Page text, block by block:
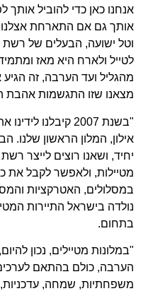
אנחנו כאן כדי להוביל אותך
אותך גם אם התארחת אצלנו
וטל ישועה, הבעלים של רשת
לטייל ולארח היא מאז ומתמיד,
מהגליל ועד הערבה, זה הגיע
מצאנו שזו התגשמות אהבת
"בשנת 2007 קיבלנו
אילון, המלון הראשון שלנו.
יחיד, ושאנו רוצים לייצר
מטיילות, ולאפשר לקבל את כל
במסלולים, האטרקציות
נולדה בישראל התיירות
בתחום.
"במלונות מטיילים, נכון
הערבה, כולם בהתאם לערכים
משפחתיות, שמחה, עדכניות,